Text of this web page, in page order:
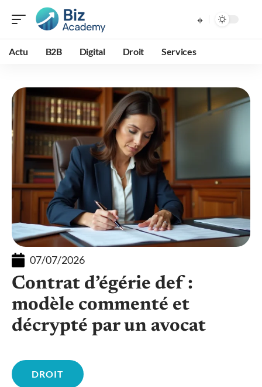
Actu B2B Digital Droit Services
07/07/2026
Contrat d’égérie def :
modèle commenté et
décrypté par un avocat
DROIT